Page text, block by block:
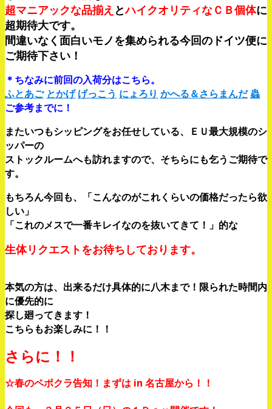
超マニアックな品揃え とハイクオリティなＣＢ個体に
超期待大です。
間違いなく面白いモノを集められる今回のドイツ便に
ご期待下さい！
＊ちなみに前回の入荷分はこちら。
ふとあご とかげ げっこう にょろり かへる＆さらまんだ 蟲
ご参考までに！
またいつもシッピングをお任せしている、ＥＵ最大規模のシ
ッパーの
ストックルームへも訪れますので、そちらにも乞うご期待で
す。
もちろん今回も、「こんなのがこれくらいの価格だったら欲
しい」
「これのメスで一番キレイなのを抜いてきて！」的な
生体リクエストをお待ちしております。
本気の方は、出来るだけ具体的に八木まで！限られた時間内
に優先的に
探し廻ってきます！
こちらもお楽しみに！！
さらに！！
☆春のペポクラ告知！まずは in 名古屋から！！